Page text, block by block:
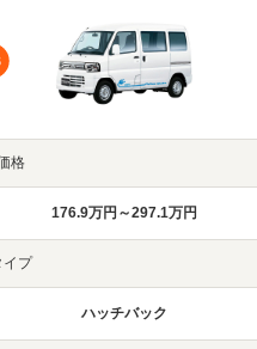
格
176.9万円～297.1万円
イプ
ハッチバック